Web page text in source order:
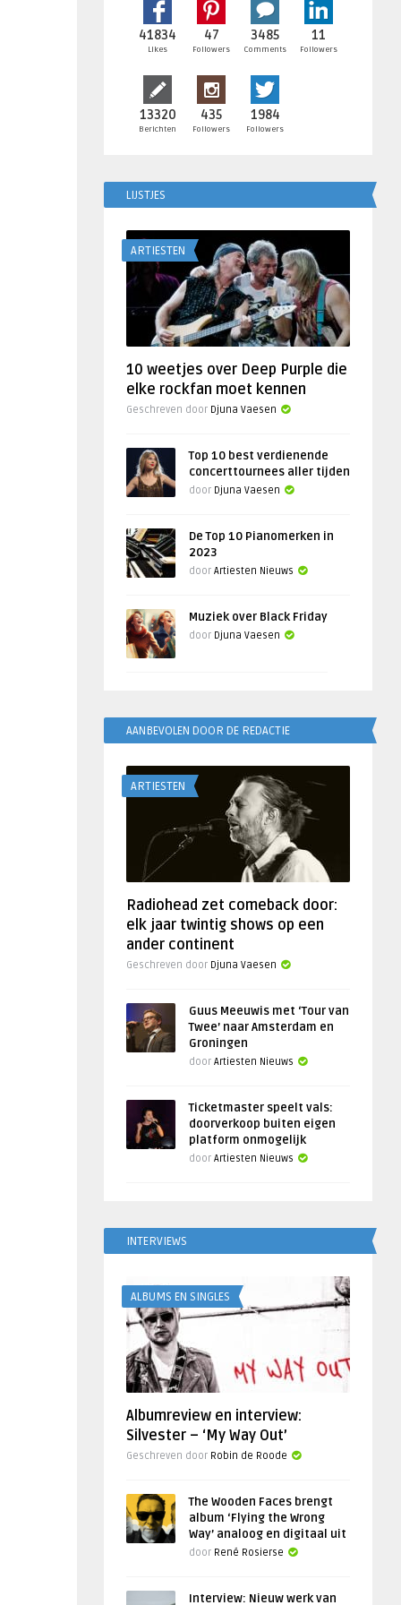
41834
Likes
47
Followers
3485
Comments
11
Followers
13320
Berichten
435
Followers
1984
Followers
LIJSTJES
ARTIESTEN
10 weetjes over Deep Purple die
elke rockfan moet kennen
Geschreven door Djuna Vaesen
Top 10 best verdienende
concerttournees aller tijden
door Djuna Vaesen
De Top 10 Pianomerken in
2023
door Artiesten Nieuws
Muziek over Black Friday
door Djuna Vaesen
AANBEVOLEN DOOR DE REDACTIE
ARTIESTEN
Radiohead zet comeback door:
elk jaar twintig shows op een
ander continent
Geschreven door Djuna Vaesen
Guus Meeuwis met ‘Tour van
Twee’ naar Amsterdam en
Groningen
door Artiesten Nieuws
Ticketmaster speelt vals:
doorverkoop buiten eigen
platform onmogelijk
door Artiesten Nieuws
INTERVIEWS
ALBUMS EN SINGLES
Albumreview en interview:
Silvester – ‘My Way Out’
Geschreven door Robin de Roode
The Wooden Faces brengt
album ‘Flying the Wrong
Way’ analoog en digitaal uit
door René Rosierse
Interview: Nieuw werk van